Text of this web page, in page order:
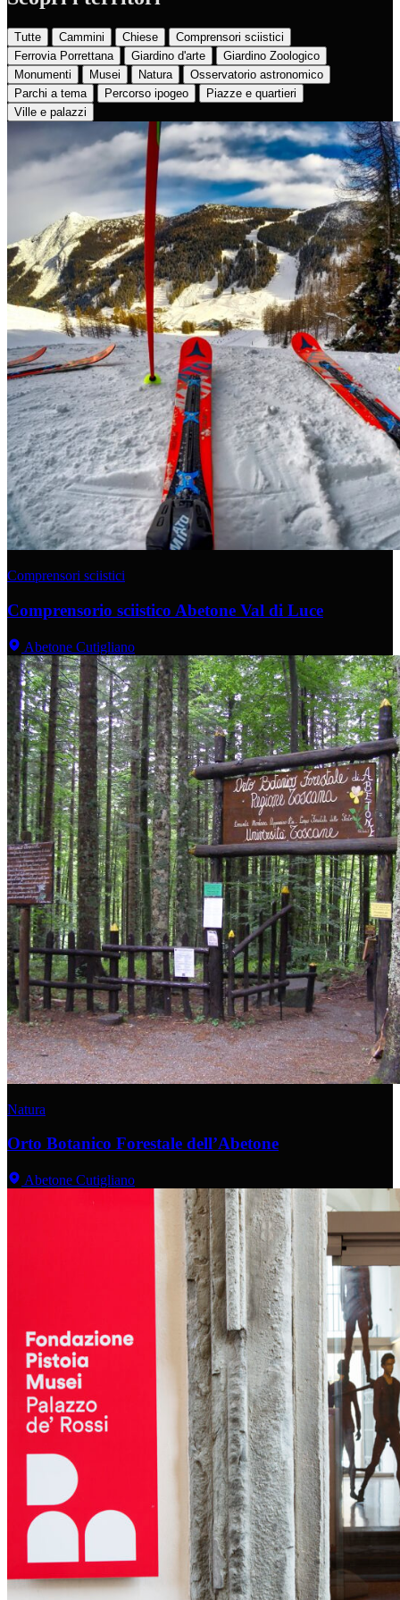
Tutte Cammini Chiese
Comprensori sciistici
Ferrovia Porrettana
Giardino d'arte
Giardino Zoologico
Monumenti
Musei Natura
Osservatorio astronomico
Parchi a tema
Percorso ipogeo
Piazze e quartieri
Ville e palazzi
Comprensori sciistici
Comprensorio sciistico Abetone Val di Luce
Abetone Cutigliano
Natura
Orto Botanico Forestale dell’Abetone
Abetone Cutigliano